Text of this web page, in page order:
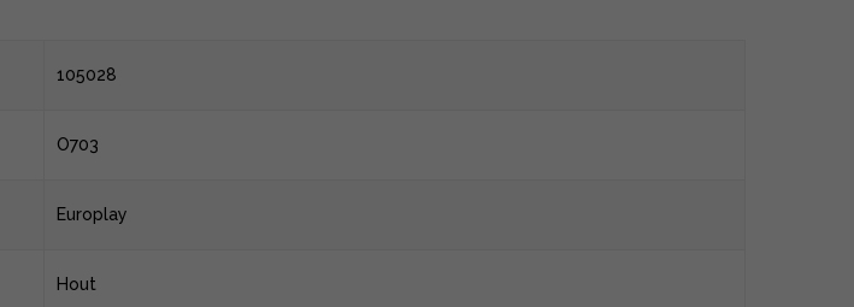
105028
O703
Europlay
Hout